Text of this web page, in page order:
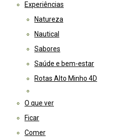
Experiências
Natureza
Nautical
Sabores
Saúde e bem-estar
Rotas Alto Minho 4D
O que ver
Ficar
Comer